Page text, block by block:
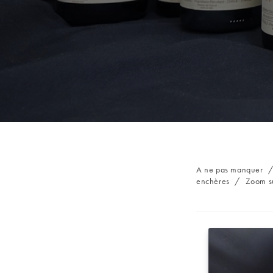
Post
category:
A ne pas manquer /
enchères / Zoom